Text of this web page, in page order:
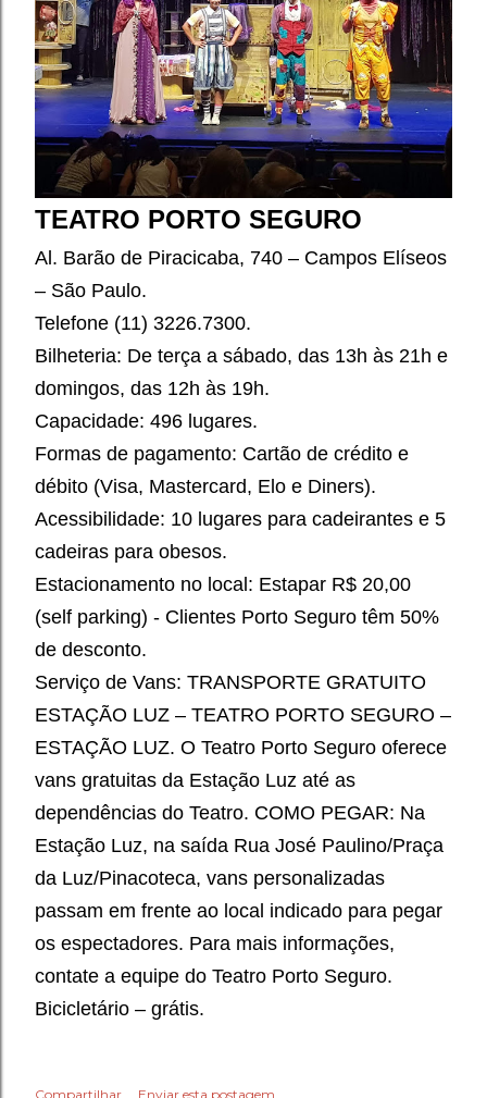
TEATRO PORTO SEGURO
Al. Barão de Piracicaba, 740 – Campos Elíseos
– São Paulo.
Telefone (11) 3226.7300.
Bilheteria: De terça a sábado, das 13h às 21h e
domingos, das 12h às 19h.
Capacidade: 496 lugares.
Formas de pagamento: Cartão de crédito e
débito (Visa, Mastercard, Elo e Diners).
Acessibilidade: 10 lugares para cadeirantes e 5
cadeiras para obesos.
Estacionamento no local: Estapar R$ 20,00
(self parking) - Clientes Porto Seguro têm 50%
de desconto.
Serviço de Vans: TRANSPORTE GRATUITO
ESTAÇÃO LUZ – TEATRO PORTO SEGURO –
ESTAÇÃO LUZ. O Teatro Porto Seguro oferece
vans gratuitas da Estação Luz até as
dependências do Teatro. COMO PEGAR: Na
Estação Luz, na saída Rua José Paulino/Praça
da Luz/Pinacoteca, vans personalizadas
passam em frente ao local indicado para pegar
os espectadores. Para mais informações,
contate a equipe do Teatro Porto Seguro.
Bicicletário – grátis.
Compartilhar Enviar esta postagem